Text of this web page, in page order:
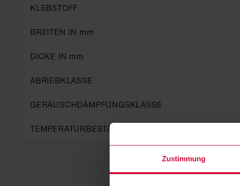
Zustimmung
KLEBSTOFF
BREITEN IN mm
DICKE IN mm
ABRIEBKLASSE
GERÄUSCHDÄMPFUNGSKLASSE
TEMPERATURBESTÄNDIGKEIT °C